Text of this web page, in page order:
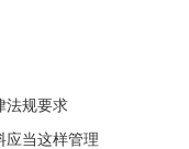
法规要求
应当这样管理